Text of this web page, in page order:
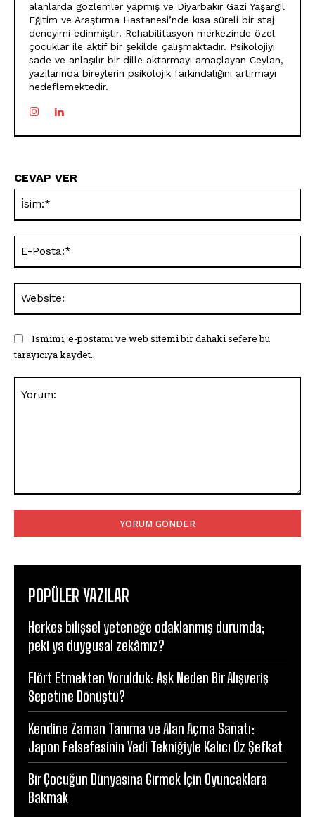
alanlarda gözlemler yapmış ve Diyarbakır Gazi Yaşargil
Eğitim ve Araştırma Hastanesi’nde kısa süreli bir staj
deneyimi edinmiştir. Rehabilitasyon merkezinde özel
çocuklar ile aktif bir şekilde çalışmaktadır. Psikolojiyi
sade ve anlaşılır bir dille aktarmayı amaçlayan Ceylan,
yazılarında bireylerin psikolojik farkındalığını artırmayı
hedeflemektedir.
CEVAP VER
Ismimi, e-postamı ve web sitemi bir dahaki sefere bu
tarayıcıya kaydet.
POPÜLER YAZILAR
Herkes bilişsel yeteneğe odaklanmış durumda;
peki ya duygusal zekâmız?
Flört Etmekten Yorulduk: Aşk Neden Bir Alışveriş
Sepetine Dönüştü?
Kendine Zaman Tanıma ve Alan Açma Sanatı:
Japon Felsefesinin Yedi Tekniğiyle Kalıcı Öz Şefkat
Bir Çocuğun Dünyasına Girmek İçin Oyuncaklara
Bakmak